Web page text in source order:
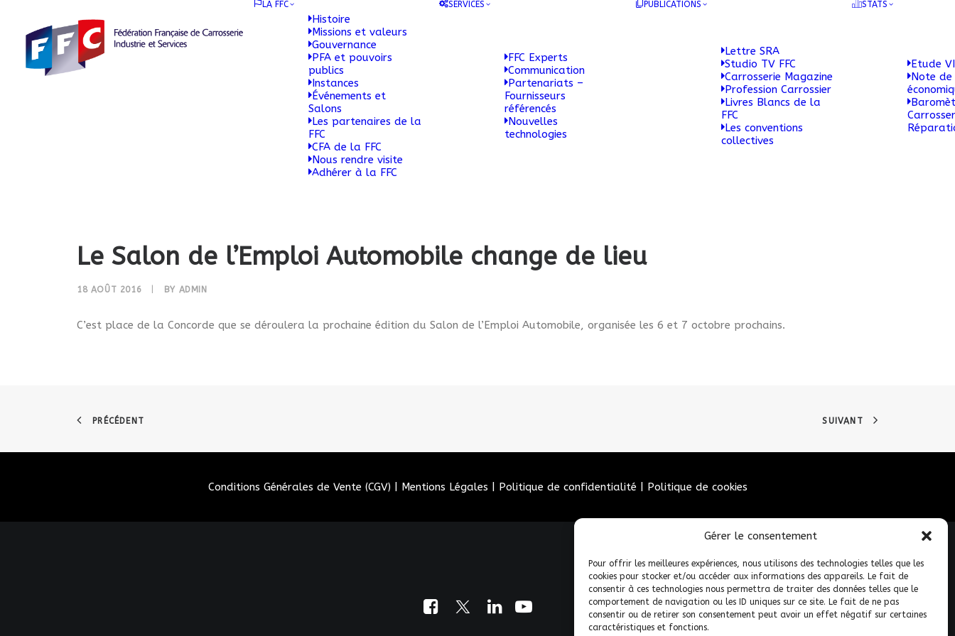
Gérer le consentement
Pour offrir les meilleures expériences, nous utilisons des technologies telles que les
cookies pour stocker et/ou accéder aux informations des appareils. Le fait de
consentir à ces technologies nous permettra de traiter des données telles que le
comportement de navigation ou les ID uniques sur ce site. Le fait de ne pas
consentir ou de retirer son consentement peut avoir un effet négatif sur certaines
caractéristiques et fonctions.
LA FFC
Histoire
Missions et valeurs
Gouvernance
PFA et pouvoirs
publics
Instances
Événements et
Salons
Les partenaires de la
FFC
CFA de la FFC
Nous rendre visite
Adhérer à la FFC
SERVICES
FFC Experts
Communication
Partenariats –
Fournisseurs
référencés
Nouvelles
technologies
PUBLICATIONS
Lettre SRA
Studio TV FFC
Carrosserie Magazine
Profession Carrossier
Livres Blancs de la
FFC
Les conventions
collectives
STATS
Etude
Note de
Le Salon de l’Emploi Automobile change de lieu
18 AOÛT 2016 BY ADMIN
C’est place de la Concorde que se déroulera la prochaine édition du Salon de l’Emploi Automobile, organisée les 6 et 7 octobre prochains.
PRÉCÉDENT SUIVANT
Conditions Générales de Vente (CGV) Mentions Légales Politique de confidentialité Politique de cookies